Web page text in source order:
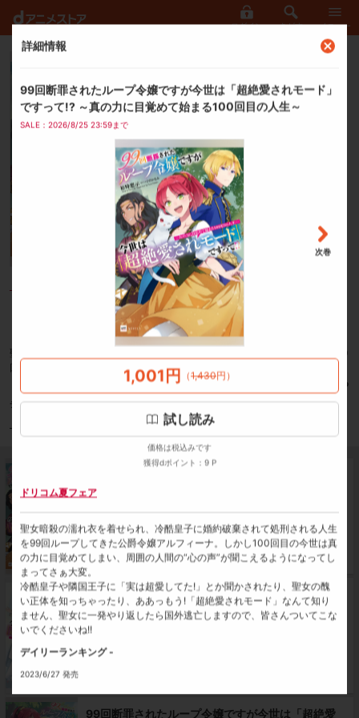
ログイン さがす メニュー
99回断罪されたループ令
嬢ですが今世は「超絶愛さ
裕時悠示（著者）
ひだかなみ（イラスト）
ご利用可能クーポンを見る
聖女暗殺の濡れ衣を着せられ、冷酷皇子に婚約破棄されて処刑される人生を99
回ループしてきた公爵令嬢アルフィーナ。しかし100回目の今世は真の力に目
覚めてしまい、周囲の人間の“心の声”が聞こえるようになってしまってさぁ大
変。
冷酷皇子や隣国王子に「実は超愛してた!」とか聞かされたり、聖女の醜い正体
を知っちゃったり、ああっもう!「超絶愛されモード」なんて知りません、聖女
に一発やり返したら国外逃亡しますので、皆さんついてこないでくださいね!!
もっと見る
デイリーランキング -
されモード」ですって!? ～真の力に目覚めて始まる
試し読み 1,001円（ 1,430円
SALE：8/25 23:59まで 獲得dポイント：9 P
99回断罪されたループ令嬢ですが今世は「超絶愛
されモード」ですって!?2 ～真の力に目覚めて始ま
る100回目の人生～
99回断罪されたループ令嬢ですが今世は「超絶愛
詳細情報
99回断罪されたループ令嬢ですが今世は「超絶愛されモード」
ですって!? ～真の力に目覚めて始まる100回目の人生～
SALE：2026/8/25 23:59まで
次巻
1,001円 （1,430円 ）
試し読み
価格は税込みです
獲得dポイント：9 P
ドリコム夏フェア
聖女暗殺の濡れ衣を着せられ、冷酷皇子に婚約破棄されて処刑される人生
を99回ループしてきた公爵令嬢アルフィーナ。しかし100回目の今世は真
の力に目覚めてしまい、周囲の人間の“心の声”が聞こえるようになってし
まってさぁ大変。
冷酷皇子や隣国王子に「実は超愛してた!」とか聞かされたり、聖女の醜
い正体を知っちゃったり、ああっもう!「超絶愛されモード」なんて知り
ません、聖女に一発やり返したら国外逃亡しますので、皆さんついてこな
いでくださいね!!
デイリーランキング -
2023/6/27 発売